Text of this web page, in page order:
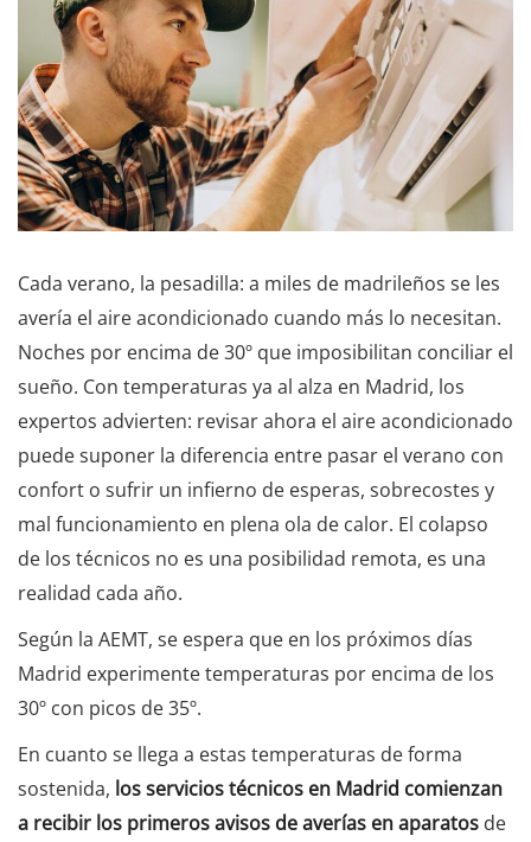
Cada verano, la pesadilla: a miles de madrileños se les
avería el aire acondicionado cuando más lo necesitan.
Noches por encima de 30º que imposibilitan conciliar el
sueño. Con temperaturas ya al alza en Madrid, los
expertos advierten: revisar ahora el aire acondicionado
puede suponer la diferencia entre pasar el verano con
confort o sufrir un infierno de esperas, sobrecostes y
mal funcionamiento en plena ola de calor. El colapso
de los técnicos no es una posibilidad remota, es una
realidad cada año.
Según la AEMT, se espera que en los próximos días
Madrid experimente temperaturas por encima de los
30º con picos de 35º.
En cuanto se llega a estas temperaturas de forma
sostenida, los servicios técnicos en Madrid comienzan
a recibir los primeros avisos de averías en aparatos de